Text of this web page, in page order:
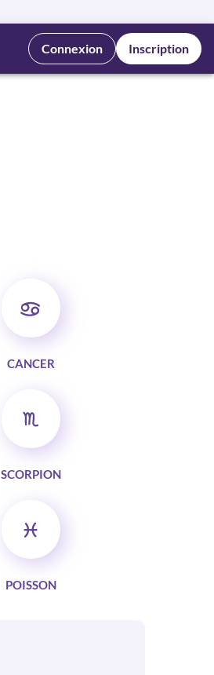
Connexion Inscription
CANCER
SCORPION
POISSON